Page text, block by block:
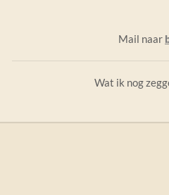
Mail naar
Wat ik nog